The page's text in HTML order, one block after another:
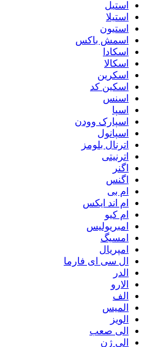
استیل
استیلا
استیون
اسمش باکس
اسکادا
اسکالا
اسکرین
اسکین کد
اسنس
اسپا
اسپارک وودن
اسپانول
اترنال بلومز
اترنیتی
اگنر
اگنس
ام بی
ام اند ایکس
ام کیو
امبریولیس
امسیگ
امپریال
ال سی ای فارما
الدر
الارو
الف
المیس
الویز
الی صعب
الی ژن